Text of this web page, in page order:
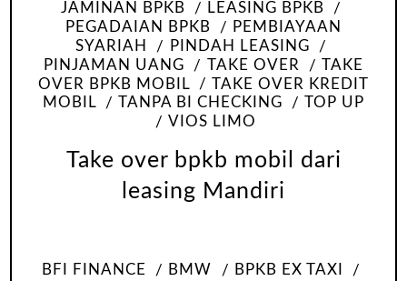
JAMINAN BPKB
LEASING BPKB
PEGADAIAN BPKB
PEMBIAYAAN
SYARIAH
PINDAH LEASING
PINJAMAN UANG
TAKE OVER
TAKE
OVER BPKB MOBIL
TAKE OVER KREDIT
MOBIL
TANPA BI CHECKING
TOP UP
VIOS LIMO
Take over bpkb mobil dari
leasing Mandiri
BFI FINANCE BMW
BPKB EX TAXI